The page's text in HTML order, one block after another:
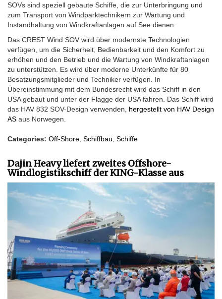
SOVs sind speziell gebaute Schiffe, die zur Unterbringung und
zum Transport von Windparktechnikern zur Wartung und
Instandhaltung von Windkraftanlagen auf See dienen.
Das CREST Wind SOV wird über modernste Technologien
verfügen, um die Sicherheit, Bedienbarkeit und den Komfort zu
erhöhen und den Betrieb und die Wartung von Windkraftanlagen
zu unterstützen. Es wird über moderne Unterkünfte für 80
Besatzungsmitglieder und Techniker verfügen. In
Übereinstimmung mit dem Bundesrecht wird das Schiff in den
USA gebaut und unter der Flagge der USA fahren. Das Schiff wird
das HAV 832 SOV-Design verwenden, hergestellt von HAV Design
AS aus Norwegen.
Categories: Off-Shore Schiffbau Schiffe
Dajin Heavy liefert zweites Offshore-
Windlogistikschiff der KING-Klasse aus